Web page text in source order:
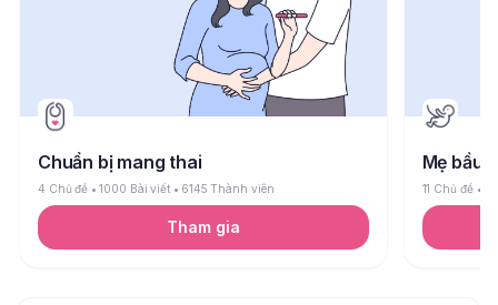
Chuẩn bị mang thai
4 Chủ đề 1000 Bài viết 6145 Thành viên
Tham gia
Mẹ bầu
11 Chủ đề